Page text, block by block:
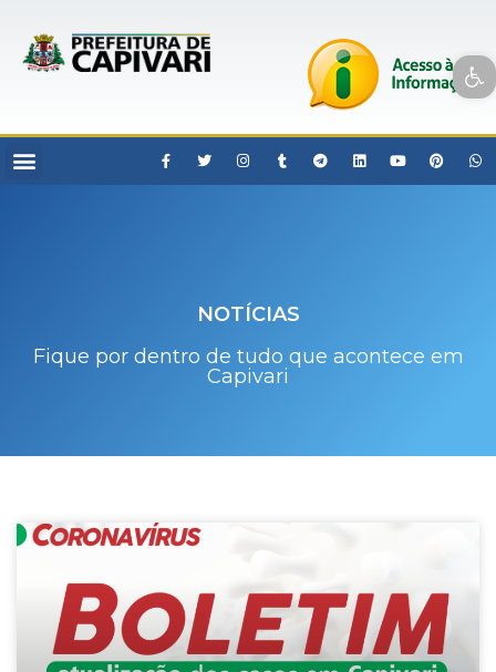
Open toolbar
NOTÍCIAS
Fique por dentro de tudo que acontece em
Capivari